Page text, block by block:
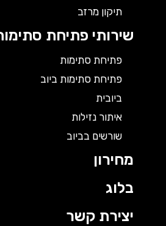
תיקון מרזב
שירותי פתיחת סתימות
פתיחת סתימות
פתיחת סתימות ביוב
ביובית
איתור נזילות
שורשים בביוב
מחירון
בלוג
יצירת קשר